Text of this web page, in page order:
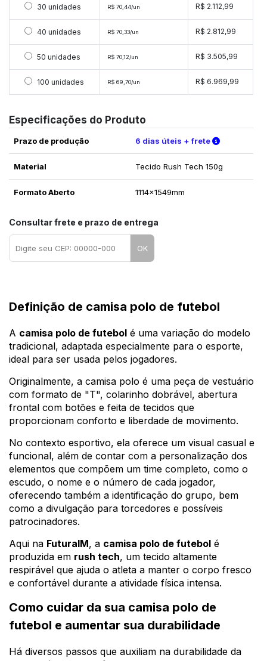
Selecionar 30 unidades
30 unidades R$ 70,44/un R$ 2.112,99
Selecionar 40 unidades
40 unidades R$ 70,33/un R$ 2.812,99
Selecionar 50 unidades
50 unidades R$ 70,12/un R$ 3.505,99
Selecionar 100 unidades
100 unidades R$ 69,70/un R$ 6.969,99
Especificações do Produto
Prazo de produção 6 dias úteis + frete Verifique
Material Tecido Rush Tech 150g
Formato Aberto 1114x1549mm
Consultar frete e prazo de entrega
OK
Definição de camisa polo de futebol
A camisa polo de futebol é uma variação do modelo
tradicional, adaptada especialmente para o esporte,
ideal para ser usada pelos jogadores.
Originalmente, a camisa polo é uma peça de vestuário
com formato de "T", colarinho dobrável, abertura
frontal com botões e feita de tecidos que
proporcionam conforto e liberdade de movimento.
No contexto esportivo, ela oferece um visual casual e
funcional, além de contar com a personalização dos
elementos que compõem um time completo, como o
escudo, o nome e o número de cada jogador,
oferecendo também a identificação do grupo, bem
como a divulgação para torcedores e possíveis
patrocinadores.
Aqui na FuturaIM, a camisa polo de futebol é
produzida em rush tech, um tecido altamente
respirável que ajuda o atleta a manter o corpo fresco
e confortável durante a atividade física intensa.
Como cuidar da sua camisa polo de
futebol e aumentar sua durabilidade
Há diversos passos que auxiliam na durabilidade da